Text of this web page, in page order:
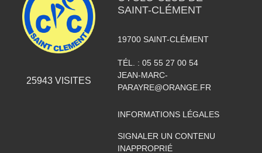
25943VISITES
SAINT-CLÉMENT
19700 SAINT-CLÉMENT
TÉL. : 05 55 27 00 54
JEAN-MARC-
PARAYRE@ORANGE.FR
INFORMATIONS LÉGALES
SIGNALER UN CONTENU
INAPPROPRIÉ